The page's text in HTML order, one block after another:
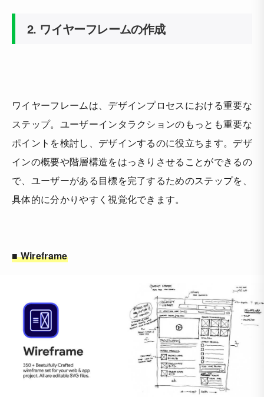
2. ワイヤーフレームの作成
ワイヤーフレームは、デザインプロセスにおける重要な
ステップ。ユーザーインタラクションのもっとも重要な
ポイントを検討し、デザインするのに役立ちます。デザ
インの概要や階層構造をはっきりさせることができるの
で、ユーザーがある目標を完了するためのステップを、
具体的に分かりやすく視覚化できます。
■ Wireframe